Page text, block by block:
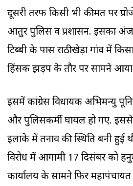
दूसरी तरफ किसी भी कीमत पर
आतुर पुलिस व प्रशासन. इसका
टिब्बी के पास राठीखेड़ा गांव में
हिंसक झड़प के तौर पर सामने
इसमें कांग्रेस विधायक अभिमन्यु
और पुलिसकर्मी घायल हो गए.
इलाके में तनाव की स्थिति बनी हुई
विरोध में आगामी 17 दिसंबर को
कार्यालय के सामने फिर